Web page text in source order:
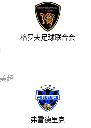
格罗夫足球联合会
美超
弗雷德里克